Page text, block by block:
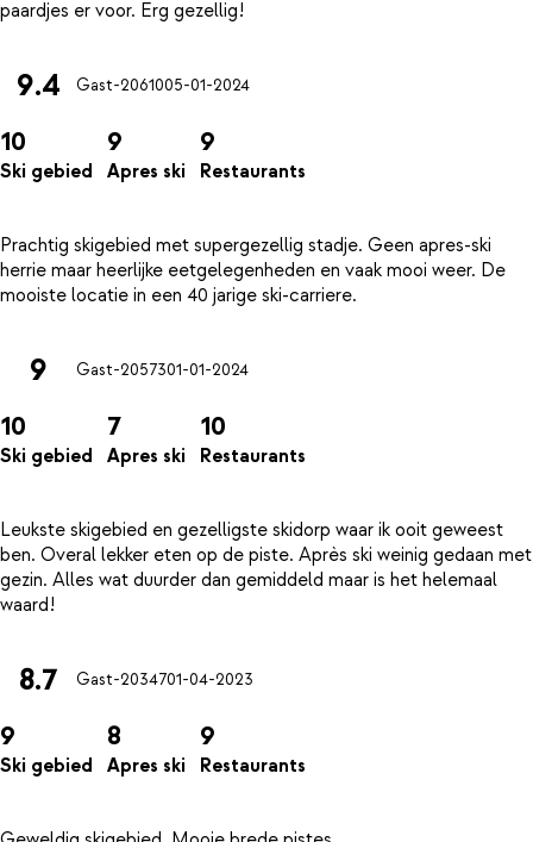
9.4 Gast-2061005-01-2024
10
Ski gebied
9
Apres ski
9
Restaurants
Prachtig skigebied met supergezellig stadje. Geen apres-ski
herrie maar heerlijke eetgelegenheden en vaak mooi weer. De
9 Gast-2057301-01-2024
10
Ski gebied
7
Apres ski
10
Restaurants
Leukste skigebied en gezelligste skidorp waar ik ooit geweest
ben. Overal lekker eten op de piste. Après ski weinig gedaan met
gezin. Alles wat duurder dan gemiddeld maar is het helemaal
8.7 Gast-2034701-04-2023
9
Ski gebied
8
Apres ski
9
Restaurants